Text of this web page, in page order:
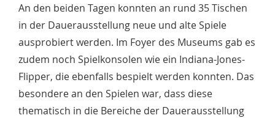
An den beiden Tagen konnten an rund 35 Tischen
in der Dauerausstellung neue und alte Spiele
ausprobiert werden. Im Foyer des Museums gab es
zudem noch Spielkonsolen wie ein Indiana-Jones-
Flipper, die ebenfalls bespielt werden konnten. Das
besondere an den Spielen war, dass diese
thematisch in die Bereiche der Dauerausstellung